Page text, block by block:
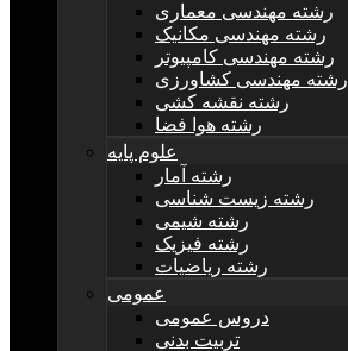
رشته مهندسی معماری
رشته مهندسی مکانیک
رشته مهندسی کامپیوتر
رشته مهندسی کشاورزی
رشته نقشه کشی
رشته هوا فضا
علوم پایه
رشته آمار
رشته زیست شناسی
رشته شیمی
رشته فیزیک
رشته ریاضیات
عمومی
دروس عمومی
تربیت بدنی